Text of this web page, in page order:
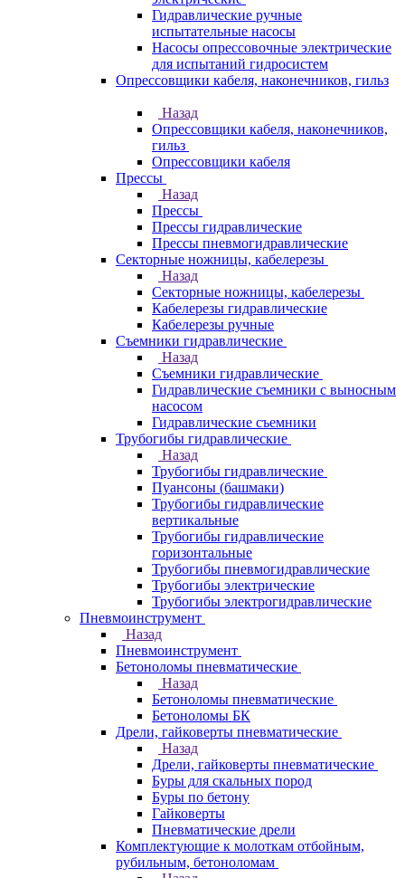
Гидравлические ручные
испытательные насосы
Насосы опрессовочные электрические
для испытаний гидросистем
Опрессовщики кабеля, наконечников, гильз
Назад
Опрессовщики кабеля, наконечников,
гильз
Опрессовщики кабеля
Прессы
Назад
Прессы
Прессы гидравлические
Прессы пневмогидравлические
Секторные ножницы, кабелерезы
Назад
Секторные ножницы, кабелерезы
Кабелерезы гидравлические
Кабелерезы ручные
Съемники гидравлические
Назад
Съемники гидравлические
Гидравлические cъемники с выносным
насосом
Гидравлические съемники
Трубогибы гидравлические
Назад
Трубогибы гидравлические
Пуансоны (башмаки)
Трубогибы гидравлические
вертикальные
Трубогибы гидравлические
горизонтальные
Трубогибы пневмогидравлические
Трубогибы электрические
Трубогибы электрогидравлические
Пневмоинструмент
Назад
Пневмоинструмент
Бетоноломы пневматические
Назад
Бетоноломы пневматические
Бетоноломы БК
Дрели, гайковерты пневматические
Назад
Дрели, гайковерты пневматические
Буры для скальных пород
Буры по бетону
Гайковерты
Пневматические дрели
Комплектующие к молоткам отбойным,
рубильным, бетоноломам